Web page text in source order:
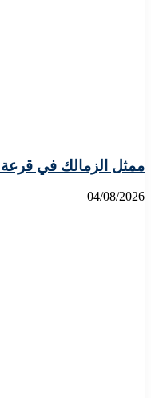
ممثل الزمالك في قرعة
04/08/2026